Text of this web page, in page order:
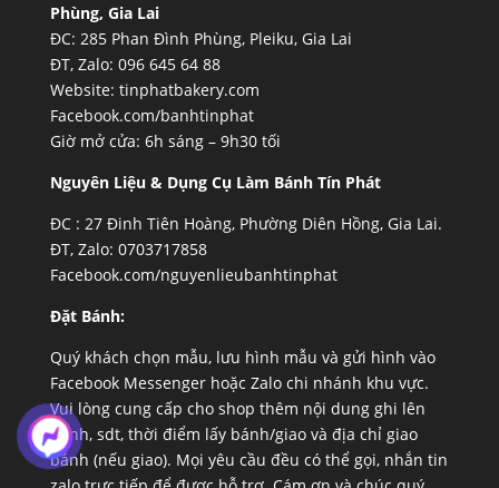
Phùng, Gia Lai
ĐC: 285 Phan Đình Phùng, Pleiku, Gia Lai
ĐT, Zalo: 096 645 64 88
Website: tinphatbakery.com
Facebook.com/banhtinphat
Giờ mở cửa: 6h sáng – 9h30 tối
Nguyên Liệu & Dụng Cụ Làm Bánh Tín Phát
ĐC : 27 Đinh Tiên Hoàng, Phường Diên Hồng, Gia Lai.
ĐT, Zalo: 0703717858
Facebook.com/nguyenlieubanhtinphat
Đặt Bánh:
Quý khách chọn mẫu, lưu hình mẫu và gửi hình vào
Facebook Messenger hoặc Zalo chi nhánh khu vực.
Vui lòng cung cấp cho shop thêm nội dung ghi lên
bánh, sdt, thời điểm lấy bánh/giao và địa chỉ giao
bánh (nếu giao). Mọi yêu cầu đều có thể gọi, nhắn tin